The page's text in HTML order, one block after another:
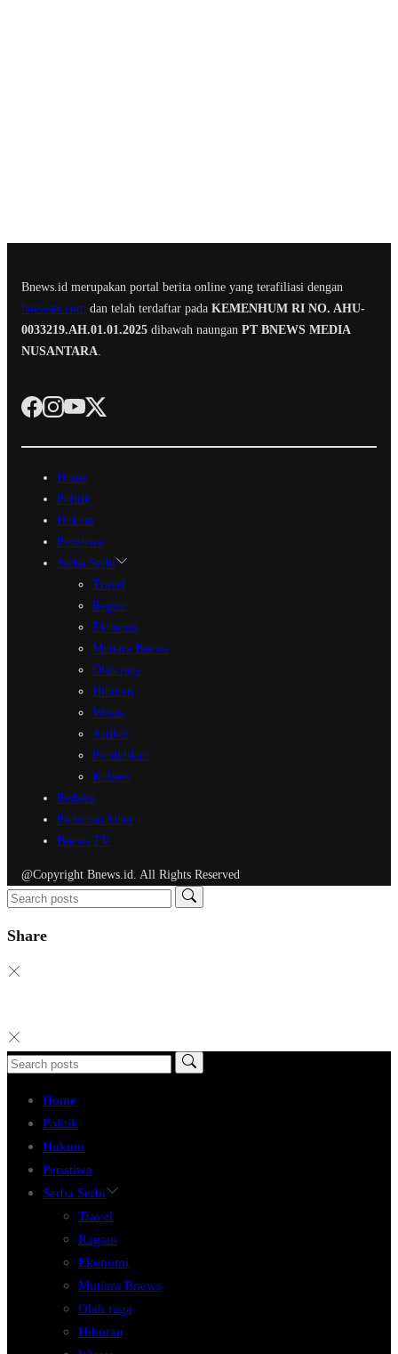
Bnews.id merupakan portal berita online yang terafiliasi dengan
bnewstv.com dan telah terdaftar pada KEMENHUM RI NO. AHU-
0033219.AH.01.01.2025 dibawah naungan PT BNEWS MEDIA
NUSANTARA.
Home
Politik
Hukum
Peristiwa
Serba Serbi
Travel
Ragam
Ekonomi
Mutiara Bnews
Olah raga
Hiburan
Wisata
Artikel
Pendidikan
Kuliner
Redaksi
Pedoman Siber
Bnews TV
@Copyright Bnews.id. All Rights Reserved
Share
Home
Politik
Hukum
Peristiwa
Serba Serbi
Travel
Ragam
Ekonomi
Mutiara Bnews
Olah raga
Hiburan